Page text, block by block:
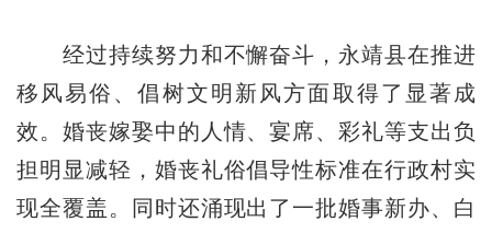
经过持续努力和不懈奋斗，永靖县在推进
移风易俗、倡树文明新风方面取得了显著成
效。婚丧嫁娶中的人情、宴席、彩礼等支出负
担明显减轻，婚丧礼俗倡导性标准在行政村实
现全覆盖。同时还涌现出了一批婚事新办、白